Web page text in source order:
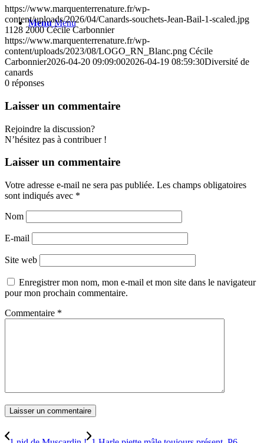
Menu Menu
https://www.marquenterrenature.fr/wp-
content/uploads/2026/04/Canards-souchets-Jean-Bail-1-scaled.jpg
1128 2000 Cécile Carbonnier
https://www.marquenterrenature.fr/wp-
content/uploads/2023/08/LOGO_RN_Blanc.png Cécile
Carbonnier2026-04-20 09:09:002026-04-19 08:59:30Diversité de
canards
0 réponses
Laisser un commentaire
Rejoindre la discussion?
N’hésitez pas à contribuer !
Laisser un commentaire
Votre adresse e-mail ne sera pas publiée. Les champs obligatoires
sont indiqués avec *
Nom
E-mail
Site web
Enregistrer mon nom, mon e-mail et mon site dans le navigateur
pour mon prochain commentaire.
Commentaire *